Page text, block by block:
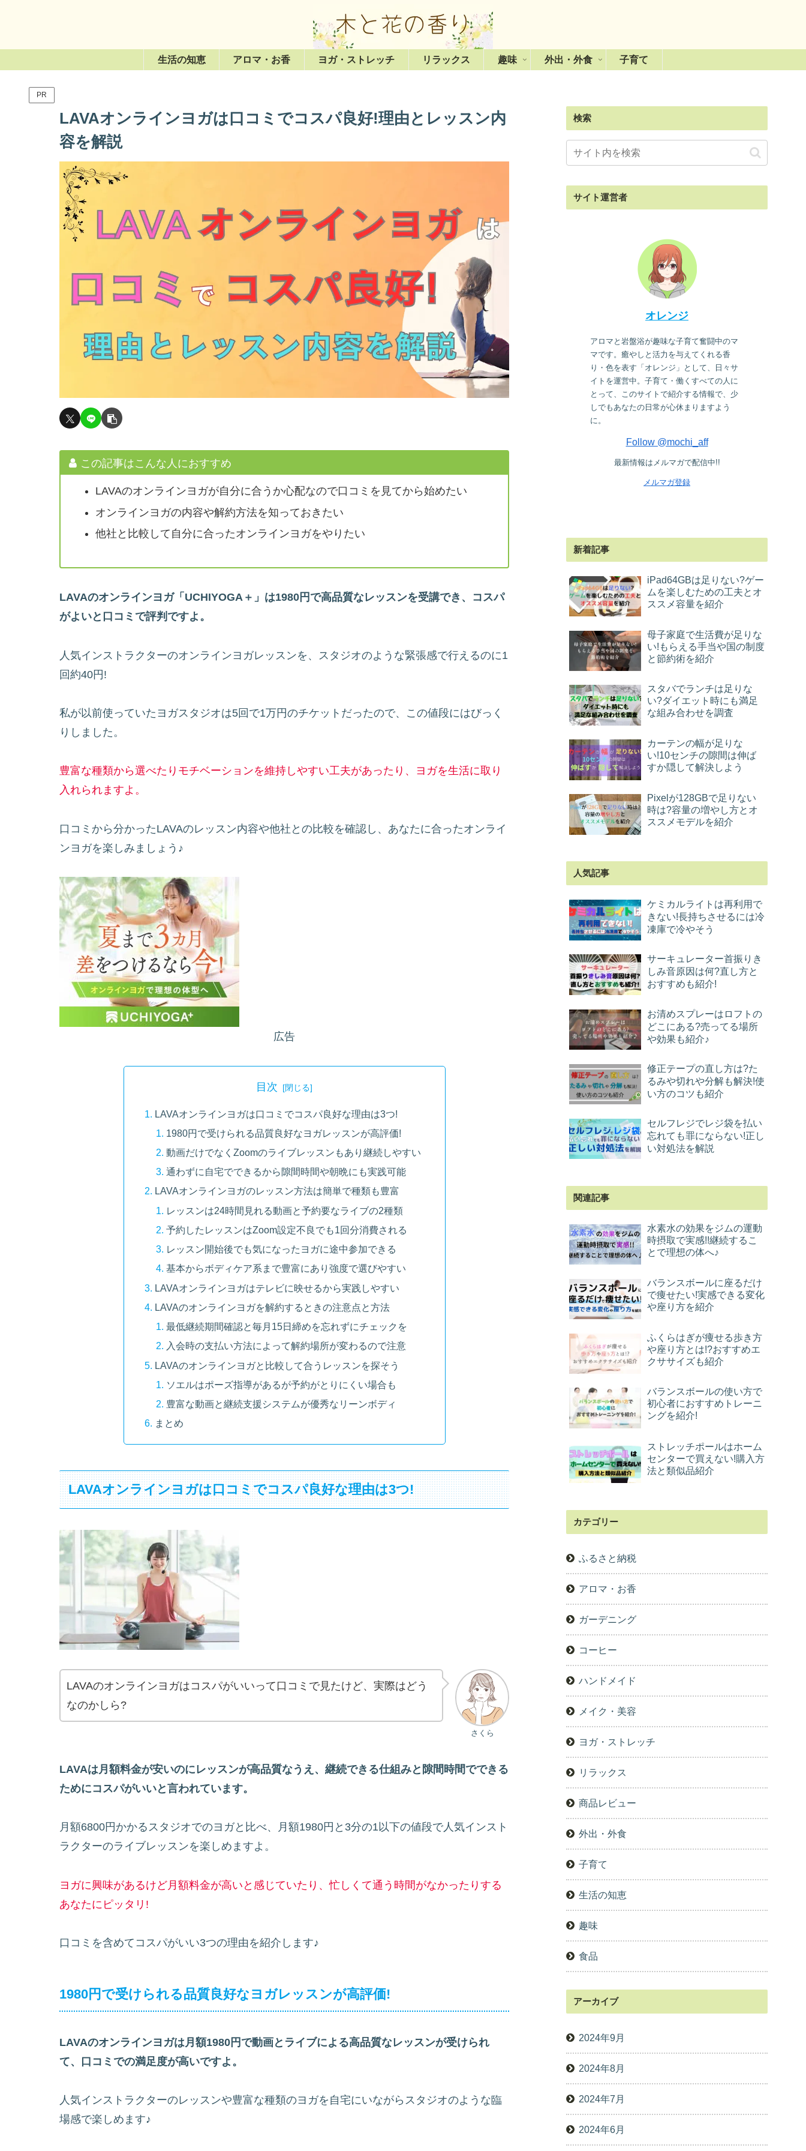
生活の知恵 アロマ・お香 ヨガ・ストレッチ リラックス 趣味 外出・外食 子育て
PR
LAVAオンラインヨガは口コミでコスパ良好!理由とレッスン内
容を解説
この記事はこんな人におすすめ
LAVAのオンラインヨガが自分に合うか心配なので口コミを見てから始めたい
オンラインヨガの内容や解約方法を知っておきたい
他社と比較して自分に合ったオンラインヨガをやりたい
LAVAのオンラインヨガ「UCHIYOGA＋」は1980円で高品質なレッスンを受講でき、コスパ
がよいと口コミで評判ですよ。
人気インストラクターのオンラインヨガレッスンを、スタジオのような緊張感で行えるのに1
回約40円!
私が以前使っていたヨガスタジオは5回で1万円のチケットだったので、この値段にはびっく
りしました。
豊富な種類から選べたりモチベーションを維持しやすい工夫があったり、ヨガを生活に取り
入れられますよ。
口コミから分かったLAVAのレッスン内容や他社との比較を確認し、あなたに合ったオンライ
ンヨガを楽しみましょう♪
広告
目次
LAVAオンラインヨガは口コミでコスパ良好な理由は3つ!
1980円で受けられる品質良好なヨガレッスンが高評価!
動画だけでなくZoomのライブレッスンもあり継続しやすい
通わずに自宅でできるから隙間時間や朝晩にも実践可能
LAVAオンラインヨガのレッスン方法は簡単で種類も豊富
レッスンは24時間見れる動画と予約要なライブの2種類
予約したレッスンはZoom設定不良でも1回分消費される
レッスン開始後でも気になったヨガに途中参加できる
基本からボディケア系まで豊富にあり強度で選びやすい
LAVAオンラインヨガはテレビに映せるから実践しやすい
LAVAのオンラインヨガを解約するときの注意点と方法
最低継続期間確認と毎月15日締めを忘れずにチェックを
入会時の支払い方法によって解約場所が変わるので注意
LAVAのオンラインヨガと比較して合うレッスンを探そう
ソエルはポーズ指導があるが予約がとりにくい場合も
豊富な動画と継続支援システムが優秀なリーンボディ
まとめ
LAVAオンラインヨガは口コミでコスパ良好な理由は3つ!
さくら
LAVAのオンラインヨガはコスパがいいって口コミで見たけど、実際はどう
なのかしら?
LAVAは月額料金が安いのにレッスンが高品質なうえ、継続できる仕組みと隙間時間でできる
ためにコスパがいいと言われています。
月額6800円かかるスタジオでのヨガと比べ、月額1980円と3分の1以下の値段で人気インスト
ラクターのライブレッスンを楽しめますよ。
ヨガに興味があるけど月額料金が高いと感じていたり、忙しくて通う時間がなかったりする
あなたにピッタリ!
口コミを含めてコスパがいい3つの理由を紹介します♪
1980円で受けられる品質良好なヨガレッスンが高評価!
LAVAのオンラインヨガは月額1980円で動画とライブによる高品質なレッスンが受けられ
て、口コミでの満足度が高いですよ。
人気インストラクターのレッスンや豊富な種類のヨガを自宅にいながらスタジオのような臨
場感で楽しめます♪
検索
サイト運営者
オレンジ
アロマと岩盤浴が趣味な子育て奮闘中のマ
マです。癒やしと活力を与えてくれる香
り・色を表す「オレンジ」として、日々サ
イトを運営中。子育て・働くすべての人に
とって、このサイトで紹介する情報で、少
しでもあなたの日常が心休まりますよう
に。
Follow @mochi_aff
最新情報はメルマガで配信中!!
メルマガ登録
新着記事
iPad64GBは足りない?ゲー
ムを楽しむための工夫とオ
ススメ容量を紹介
母子家庭で生活費が足りな
い!もらえる手当や国の制度
と節約術を紹介
スタバでランチは足りな
い?ダイエット時にも満足
な組み合わせを調査
カーテンの幅が足りな
い!10センチの隙間は伸ば
すか隠して解決しよう
Pixelが128GBで足りない
時は?容量の増やし方とオ
ススメモデルを紹介
人気記事
ケミカルライトは再利用で
きない!長持ちさせるには冷
凍庫で冷やそう
サーキュレーター首振りき
しみ音原因は何?直し方と
おすすめも紹介!
お清めスプレーはロフトの
どこにある?売ってる場所
や効果も紹介♪
修正テープの直し方は?た
るみや切れや分解も解決!使
い方のコツも紹介
セルフレジでレジ袋を払い
忘れても罪にならない!正し
い対処法を解説
関連記事
水素水の効果をジムの運動
時摂取で実感!!継続するこ
とで理想の体へ♪
バランスボールに座るだけ
で痩せたい!実感できる変化
や座り方を紹介
ふくらはぎが痩せる歩き方
や座り方とは!?おすすめエ
クササイズも紹介
バランスボールの使い方で
初心者におすすめトレーニ
ングを紹介!
ストレッチポールはホーム
センターで買えない!購入方
法と類似品紹介
カテゴリー
ふるさと納税
アロマ・お香
ガーデニング
コーヒー
ハンドメイド
メイク・美容
ヨガ・ストレッチ
リラックス
商品レビュー
外出・外食
子育て
生活の知恵
趣味
食品
アーカイブ
2024年9月
2024年8月
2024年7月
2024年6月